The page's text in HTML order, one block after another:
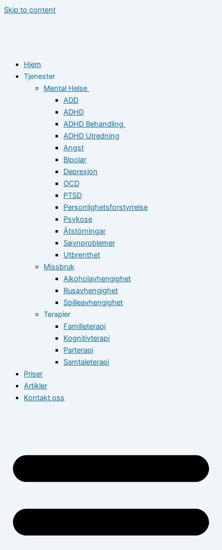
Skip to content
Hjem
Tjenester
Mental Helse
ADD
ADHD
ADHD Behandling
ADHD Utredning
Angst
Bipolar
Depresjon
OCD
PTSD
Personlighetsforstyrrelse
Psykose
Ätstörningar
Søvnproblemer
Utbrenthet
Missbruk
Alkoholavhengighet
Rusavhengighet
Spilleavhengighet
Terapier
Familieterapi
Kognitivterapi
Parterapi
Samtaleterapi
Priser
Artikler
Kontakt oss